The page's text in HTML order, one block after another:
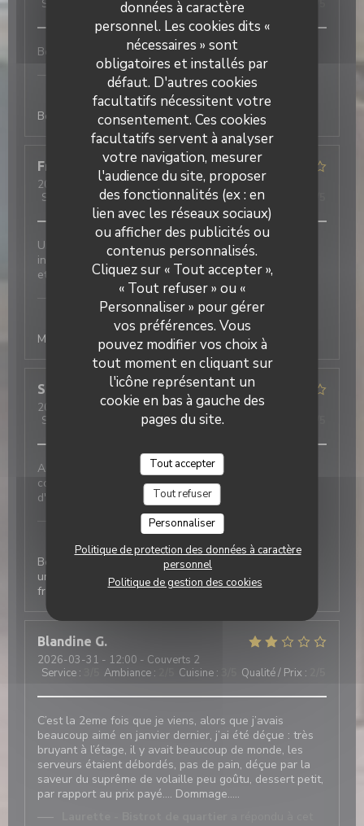
données à caractère
personnel. Les cookies dits «
nécessaires » sont
obligatoires et installés par
défaut. D'autres cookies
facultatifs nécessitent votre
consentement. Ces cookies
facultatifs servent à analyser
votre navigation, mesurer
l'audience du site, proposer
des fonctionnalités (ex : en
lien avec les réseaux sociaux)
ou afficher des publicités ou
contenus personnalisés.
Cliquez sur « Tout accepter »,
« Tout refuser » ou «
Personnaliser » pour gérer
vos préférences. Vous
pouvez modifier vos choix à
tout moment en cliquant sur
l'icône représentant un
cookie en bas à gauche des
pages du site.
Tout accepter
Tout refuser
Personnaliser
Politique de protection des données à caractère
personnel
Politique de gestion des cookies
Service Ambiance: 4/5 Cuisine: 5/5 Qualité / Prix
Bons produits, bien cuisiné et joliment présenté
Laurette - Bistrot de quartier
a répondu à cet
Bonjour merci à vous :)
Franki
2026-04-07 - 13:00 - Couverts 2
Service
/5 Ambiance:4/5 Cuisine: 4/5 Qualité / Prix
Un accueil chaleureux et convivial dans un cadre
intime. Des plats classiques présentés avec élégance
et goût.
Laurette - Bistrot de quartier a répondu à cet
Merci de votre retour à bientôt chez Laurette
Stephane
M
2026-03-31 - 12:30 - Couverts 2
Service
Ambiance:5/5 Cuisine: 4
Ambiance très sympathique, bonne nourriture, prix
convenables, mais service un peu débordé - jour
d'affluence.
Laurette - Bistrot de quartier
Bonjour merci de votre retour effectivement ce salon
un des plus grand de l année nous a fait rencontré un
franc succès à bientôt pour un moment plus zen ;)
Blandine G
2026-03-31 - 12:00 - Couverts 2
Service : Ambiance : Cuisine : Qualité / Prix :
C’est la 2eme fois que je viens, alors que j’avais
beaucoup aimé en janvier dernier, j’ai été déçue : très
bruyant à l’étage, il y avait beaucoup de monde, les
serveurs étaient débordés, pas de pain, déçue par la
saveur du suprême de volaille peu goûtu, dessert petit,
par rapport au prix payé…. Dommage…..
Laurette - Bistrot de quartier